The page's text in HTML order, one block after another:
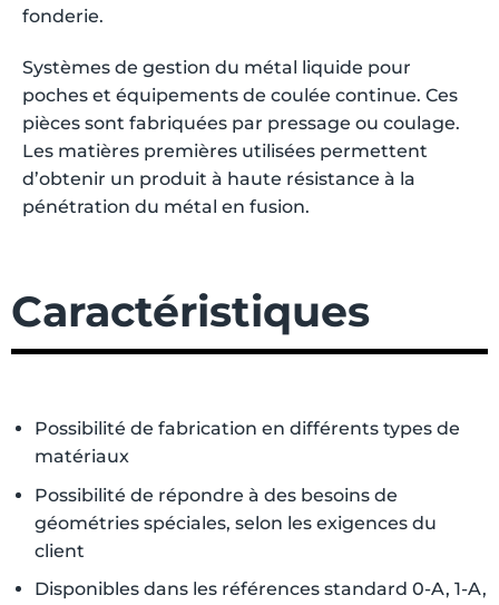
fonderie.
Systèmes de gestion du métal liquide pour
poches et équipements de coulée continue. Ces
pièces sont fabriquées par pressage ou coulage.
Les matières premières utilisées permettent
d’obtenir un produit à haute résistance à la
pénétration du métal en fusion.
Caractéristiques
Possibilité de fabrication en différents types de
matériaux
Possibilité de répondre à des besoins de
géométries spéciales, selon les exigences du
client
Disponibles dans les références standard 0-A, 1-A,